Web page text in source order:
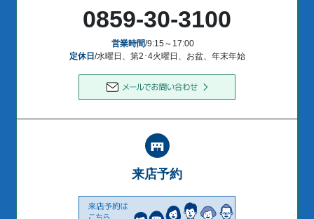
0859-30-3100
営業時間/9:15～17:00
定休日 /水曜日、第2･4火曜日、お盆、年末年始
来店予約